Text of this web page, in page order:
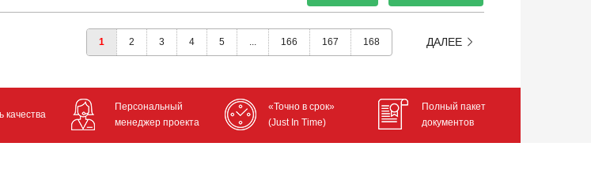
1 2 3 4 5 ... 166 167 168 ДАЛЕЕ
качества
Персональный
менеджер проекта
«Точно в срок»
(Just In Time)
Полный пакет
документов